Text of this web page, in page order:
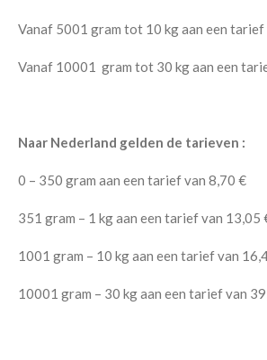
Vanaf 5001 gram tot 10 kg aan een tarief
Vanaf 10001 gram tot 30 kg aan een
Naar Nederland gelden de tarieven :
0 – 350 gram aan een tarief van 8,70 €
351 gram – 1 kg aan een tarief van 13,05
1001 gram – 10 kg aan een tarief van
10001 gram – 30 kg aan een tarief van